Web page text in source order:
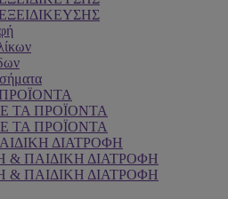
ΤΑ ΠΡΟΪΟΝΤΑ
ΤΑ ΠΡΟΪΟΝΤΑ
ΔΙΑΤΡΟΦΗ
& ΠΑΙΔΙΚΗ ΔΙΑΤΡΟΦΗ
& ΠΑΙΔΙΚΗ ΔΙΑΤΡΟΦΗ